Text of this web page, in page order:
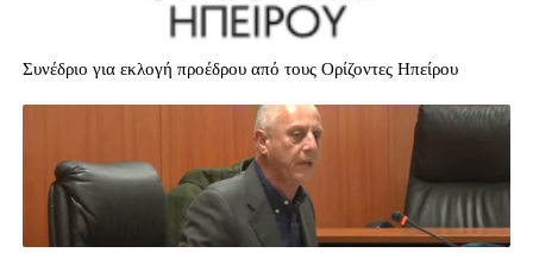
Συνέδριο για εκλογή προέδρου από τους Ορίζοντες Ηπείρου